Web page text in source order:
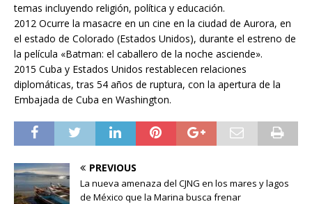
temas incluyendo religión, política y educación.
2012 Ocurre la masacre en un cine en la ciudad de Aurora, en
el estado de Colorado (Estados Unidos), durante el estreno de
la película «Batman: el caballero de la noche asciende».
2015 Cuba y Estados Unidos restablecen relaciones
diplomáticas, tras 54 años de ruptura, con la apertura de la
Embajada de Cuba en Washington.
PREVIOUS
La nueva amenaza del CJNG en los mares y lagos
de México que la Marina busca frenar